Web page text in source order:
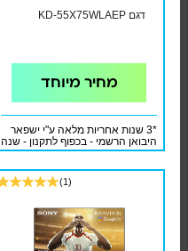
דגם KD-55X75WLAEP
מחיר מיוחד
*3 שנות אחריות מלאה ע"י ישפאר
היבואן הרשמי - בכפוף לתקנון - שנה
אחריות מלאה + 2 שנות אחריות
(1)